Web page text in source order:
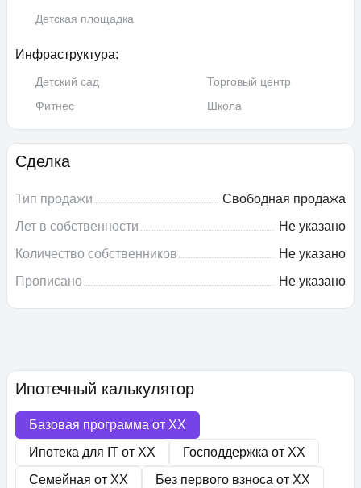
Детская площадка
Инфраструктура:
Детский сад
Торговый центр
Фитнес
Школа
Сделка
Тип продажи
Свободная продажа
Лет в собственности
Не указано
Количество собственников
Не указано
Прописано
Не указано
Ипотечный калькулятор
Базовая программа от XX
Ипотека для IT от XX Господдержка от XX
Семейная от XX Без первого взноса от XX